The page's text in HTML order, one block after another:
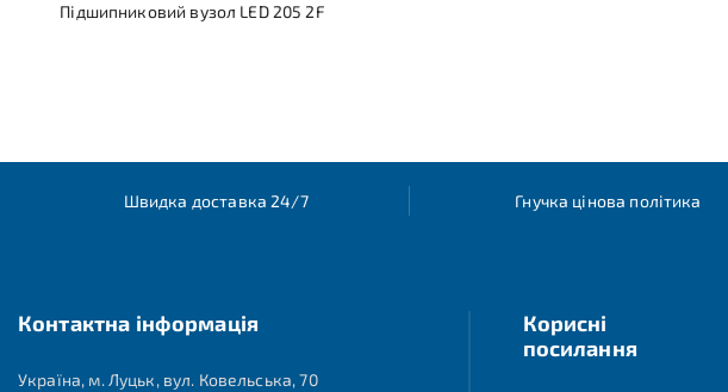
Підшипниковий вузол LED 205 2F
Швидка доставка 24/7 Гнучка цінова політика
Контактна інформація
Україна, м. Луцьк, вул. Ковельська, 70
Корисні
посилання